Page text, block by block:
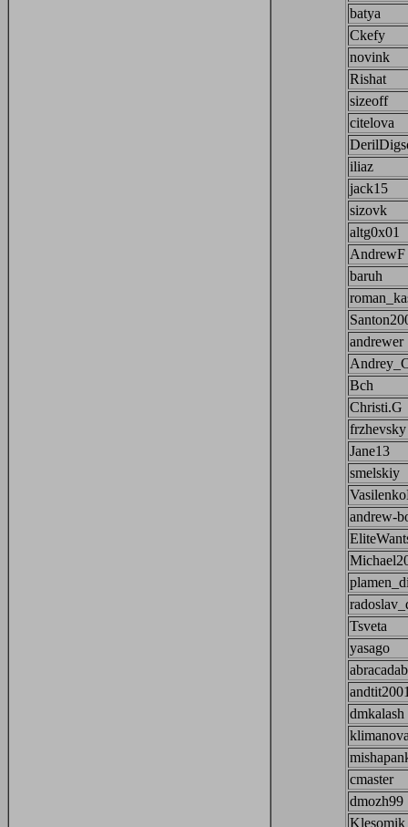
batya
Ckefy
novink
Rishat
sizeoff
citelova
iliaz
jack15
sizovk
altg0x01
AndrewF
baruh
andrewer
Bch
Christi.G
frzhevsky
Jane13
smelskiy
andrew-
Tsveta
yasago
dmkalash
cmaster
dmozh99
Klesomik